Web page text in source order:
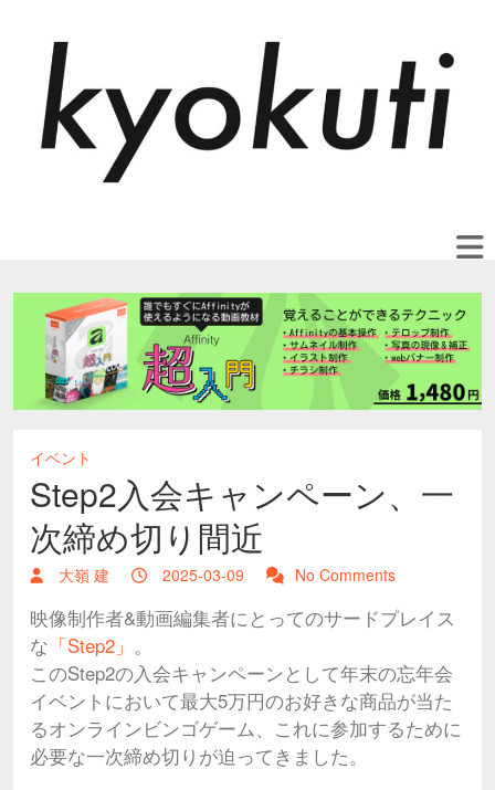
イベント
Step2入会キャンペーン、一
次締め切り間近
大嶺 建 2025-03-09 No Comments
映像制作者&動画編集者にとってのサードプレイス
な 「Step2」 。
このStep2の入会キャンペーンとして年末の忘年会
イベントにおいて最大5万円のお好きな商品が当た
るオンラインビンゴゲーム、これに参加するために
必要な一次締め切りが迫ってきました。